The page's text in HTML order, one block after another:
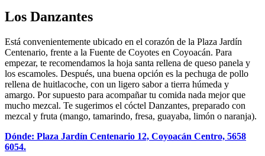
Los Danzantes
Está convenientemente ubicado en el corazón de la Plaza Jardín
Centenario, frente a la Fuente de Coyotes en Coyoacán. Para
empezar, te recomendamos la hoja santa rellena de queso panela y
los escamoles. Después, una buena opción es la pechuga de pollo
rellena de huitlacoche, con un ligero sabor a tierra húmeda y
amargo. Por supuesto para acompañar tu comida nada mejor que
mucho mezcal. Te sugerimos el cóctel Danzantes, preparado con
mezcal y fruta (mango, tamarindo, fresa, guayaba, limón o naranja).
Dónde: Plaza Jardín Centenario 12, Coyoacán Centro, 5658
6054.